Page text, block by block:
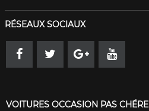
RÉSEAUX SOCIAUX
VOITURES OCCASION PAS CHÉRE